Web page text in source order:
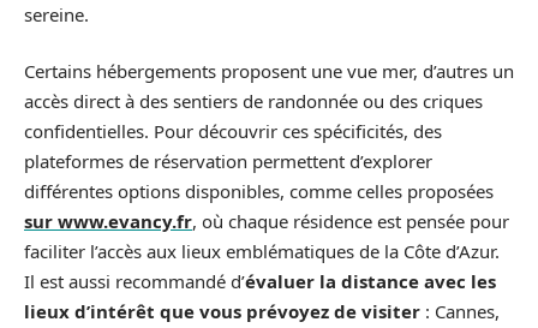
sereine.
Certains hébergements proposent une vue mer, d’autres un
accès direct à des sentiers de randonnée ou des criques
confidentielles. Pour découvrir ces spécificités, des
plateformes de réservation permettent d’explorer
différentes options disponibles, comme celles proposées
sur www.evancy.fr, où chaque résidence est pensée pour
faciliter l’accès aux lieux emblématiques de la Côte d’Azur.
Il est aussi recommandé d’évaluer la distance avec les
lieux d’intérêt que vous prévoyez de visiter : Cannes,